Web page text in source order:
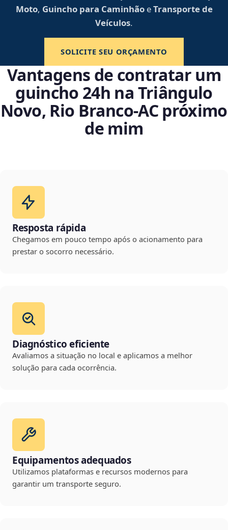
Moto, Guincho para CaminhãoeTransporte de
Veículos.
SOLICITE SEU ORÇAMENTO
Vantagens de contratar um
guincho 24h na Triângulo
Novo, Rio Branco‑AC próximo
de mim
Resposta rápida
Chegamos em pouco tempo após o acionamento para
prestar o socorro necessário.
Diagnóstico eficiente
Avaliamos a situação no local e aplicamos a melhor
solução para cada ocorrência.
Equipamentos adequados
Utilizamos plataformas e recursos modernos para
garantir um transporte seguro.